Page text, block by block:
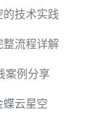
技术实践
流程详解
案例分享
云星空